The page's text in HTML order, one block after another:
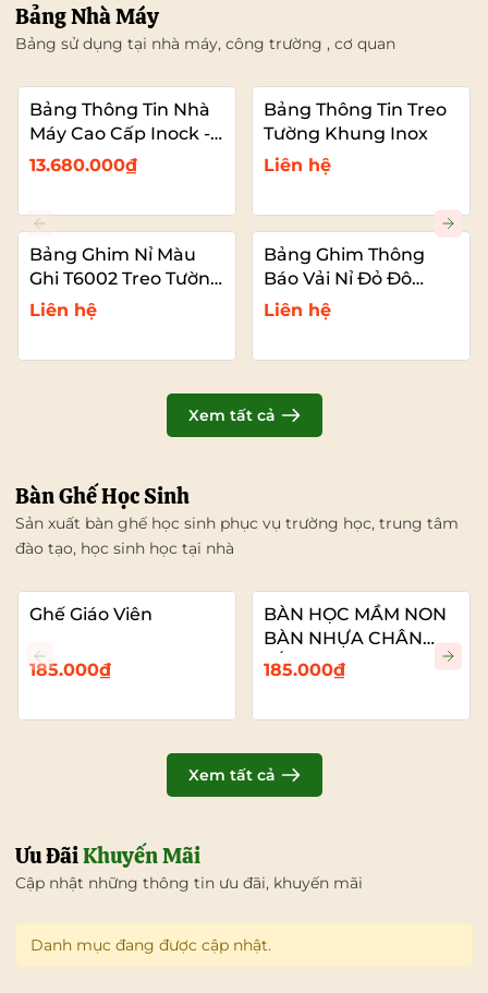
Bảng Nhà Máy
Bảng sử dụng tại nhà máy, công trường , cơ quan
Bảng Thông Tin Nhà
Máy Cao Cấp Inock -
Mái Che Nhựa PC
13.680.000₫
Bảng Thông Tin Treo
Tường Khung Inox
Liên hệ
Bảng Ghim Nỉ Màu
Ghi T6002 Treo Tường
Cỡ Lớn VADOTO
Liên hệ
Bảng Ghim Thông
Báo Vải Nỉ Đỏ Đô
T6011 Cao Cấp Cỡ Lớn
VADOTO
Liên hệ
Xem tất cả
Bàn Ghế Học Sinh
Sản xuất bàn ghế học sinh phục vụ trường học, trung tâm
đào tạo, học sinh học tại nhà
Ghế Giáo Viên
185.000₫
BÀN HỌC MẦM NON
BÀN NHỰA CHÂN
SẮT
185.000₫
Xem tất cả
Ưu ĐãiKhuyến Mãi
Cập nhật những thông tin ưu đãi, khuyến mãi
Danh mục đang được cập nhật.